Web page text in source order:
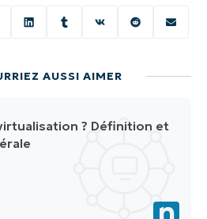
AUSSI AIMER
? Définition et